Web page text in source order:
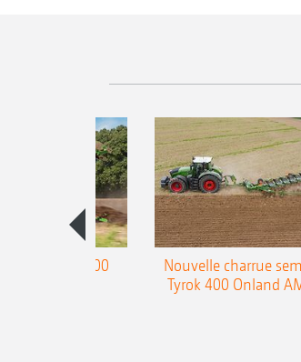
Teres 300
Nouvelle charrue
Tyrok 400 Onland